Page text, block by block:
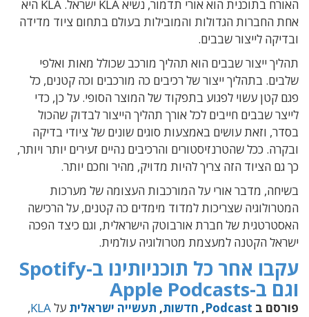
האורח בתוכנית הוא אורי תדמור, נשיא KLA ישראל. KLA היא
אחת החברות הגדולות והמובילות בעולם בתחום ציוד מדידה
ובדיקה לייצור שבבים.
תהליך ייצור שבבים הוא תהליך מורכב שכולל מאות ואלפי
שלבים. בתהליך ייצור של רכיבים כה מורכבים וכה קטנים, כל
פגם קטן עשוי לפגוע בתפקוד של המוצר הסופי. על כן, כדי
לייצר שבבים חייבים לכל אורך תהליך הייצור לבדוק שהכול
בסדר, וזאת עושים באמצעות סוגים שונים של ציודי בדיקה
ובקרה. ככל שהטרנזיסטורים והרכיבים נהיים זעירים יותר ויותר,
כך גם הציוד הזה צריך להיות מדויק, מהיר וחכם יותר.
בשיחה, מדבר אורי על המורכבות העצומה של מערכות
המטרולוגיה שצריכות למדוד מימדים כה קטנים, על הרכישה
האסטרטגית של חברת אורבוטק הישראלית, וגם כיצד הפכה
ישראל הקטנה למעצמת מטרולוגיה עולמית.
עקבו אחר כל תוכניותינו ב-Spotify
וגם ב-Apple Podcasts
פורסם ב Podcast
, חדשות, תעשייה ישראלית עלKLA
,